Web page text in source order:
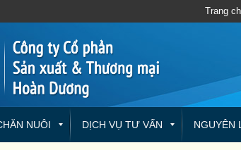
Trang
NUÔI DỊCH VỤ TƯ VẤN NGUYÊN